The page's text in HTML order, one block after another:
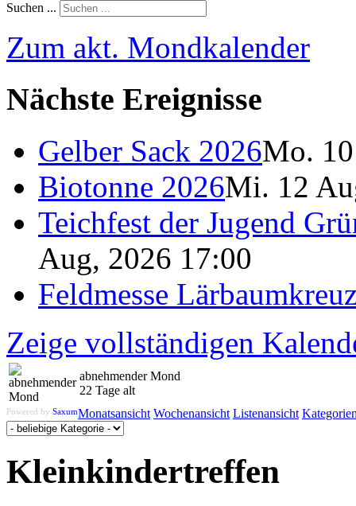
Suchen ...
Zum akt. Mondkalender
Nächste Ereignisse
Gelber Sack 2026Mo.
Biotonne 2026Mi. 12
Teichfest der Jugend
Aug, 2026 17:00
Feldmesse
Zeige vollständigen
abnehmender Mond
22 Tage alt
Powered by SaxumMonatsansicht Wochenansicht Listenansicht
Kleinkindertreffen